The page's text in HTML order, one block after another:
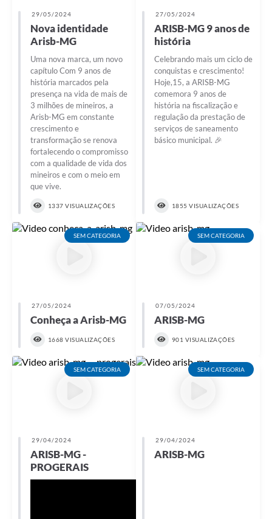
29/05/2024
Nova identidade
Arisb-MG
Uma nova marca, um novo
capítulo Com 9 anos de
história marcados pela
presença na vida de mais de
3 milhões de mineiros, a
Arisb-MG em constante
crescimento e
transformação se renova
fortalecendo o compromisso
com a qualidade de vida dos
mineiros e com o meio em
que vive.
1337 VISUALIZAÇÕES
27/05/2024
ARISB-MG 9 anos de
história
Celebrando mais um ciclo de
conquistas e crescimento!
Hoje,15, a ARISB-MG
comemora 9 anos de
história na fiscalização e
regulação da prestação de
serviços de saneamento
básico municipal. 🎉
1855 VISUALIZAÇÕES
SEM CATEGORIA
27/05/2024
Conheça a Arisb-MG
1668 VISUALIZAÇÕES
SEM CATEGORIA
07/05/2024
ARISB-MG
901 VISUALIZAÇÕES
SEM CATEGORIA
29/04/2024
ARISB-MG -
PROGERAIS
SEM CATEGORIA
29/04/2024
ARISB-MG